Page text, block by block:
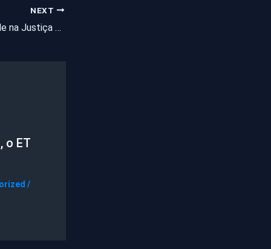
NEXT
Vereador do RS pede na Justiça bloqueio de busca com seu nome
o ET
/